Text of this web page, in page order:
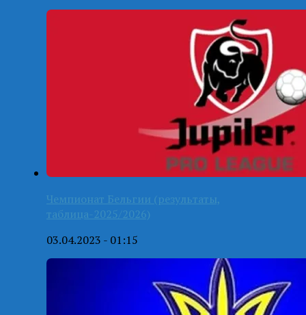
Чемпионат Бельгии (результаты,
таблица-2025/2026)
03.04.2023 - 01:15